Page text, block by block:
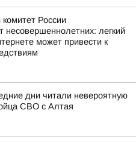
России
несовершеннолетних: легкий
может привести к
дни читали невероятную
СВО с Алтая